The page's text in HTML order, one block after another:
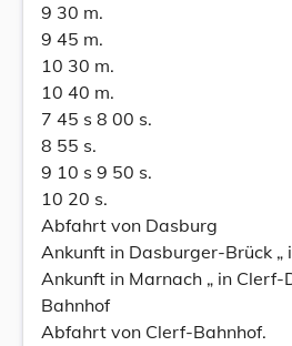
9 30 m.
9 45 m.
10 30 m.
10 40 m.
7 45 s 8 00 s.
8 55 s.
9 10 s 9 50 s.
10 20 s.
Abfahrt von Dasburg
Ankunft in Dasburger-Brück „
Ankunft in Marnach „ in Clerf-
Bahnhof
Abfahrt von Clerf-Bahnhof.